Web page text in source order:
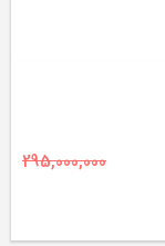
295,000,000